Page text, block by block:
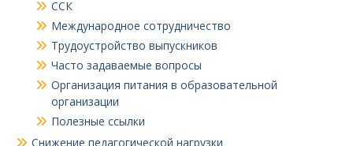
ССК
Международное сотрудничество
Трудоустройство выпускников
Часто задаваемые вопросы
Организация питания в образовательной
организации
Полезные ссылки
Снижение педагогической нагрузки